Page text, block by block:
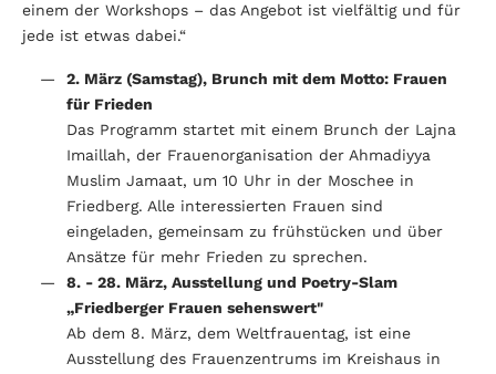
einem der Workshops – das Angebot ist vielfältig und für
jede ist etwas dabei.“
2. März (Samstag), Brunch mit dem Motto: Frauen
für Frieden
Das Programm startet mit einem Brunch der Lajna
Imaillah, der Frauenorganisation der Ahmadiyya
Muslim Jamaat, um 10 Uhr in der Moschee in
Friedberg. Alle interessierten Frauen sind
eingeladen, gemeinsam zu frühstücken und über
Ansätze für mehr Frieden zu sprechen.
8. - 28. März, Ausstellung und Poetry-Slam
„Friedberger Frauen sehenswert"
Ab dem 8. März, dem Weltfrauentag, ist eine
Ausstellung des Frauenzentrums im Kreishaus in